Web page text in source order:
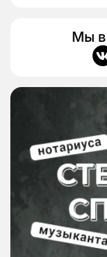
Мы в